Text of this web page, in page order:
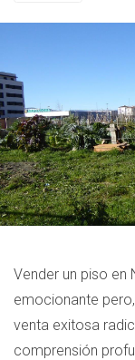
Vender un piso en
emocionante
venta exitosa
comprensión